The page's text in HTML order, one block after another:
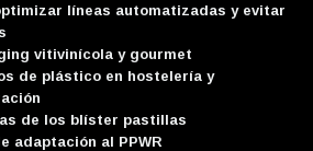
líneas automatizadas y evitar
vitivinícola y gourmet
de plástico en hostelería y
de los blíster pastillas
adaptación al PPWR